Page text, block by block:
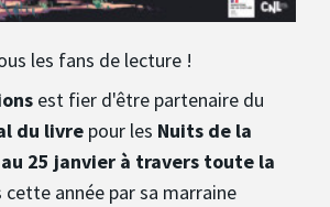
les fans de lecture !
est fier d'être partenaire du
du livre pour les Nuits de la
25 janvier à travers toute la
cette année par sa marraine